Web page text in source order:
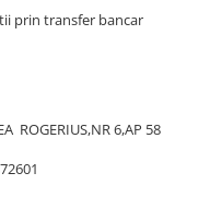
prin transfer bancar
ROGERIUS,NR 6,AP 58